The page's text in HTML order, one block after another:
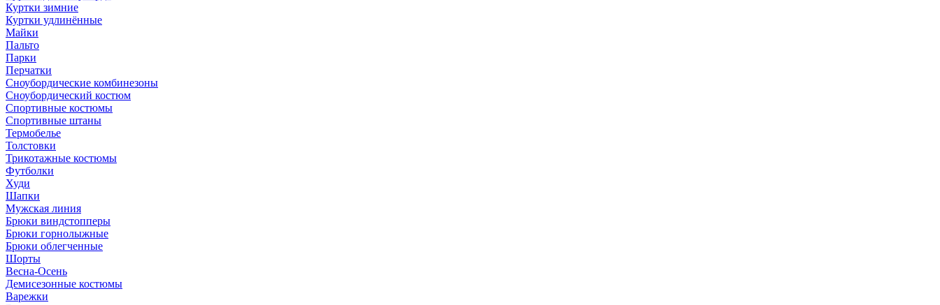
Куртки зимние
Куртки удлинённые
Майки
Пальто
Парки
Перчатки
Сноубордические комбинезоны
Сноубордический костюм
Спортивные костюмы
Спортивные штаны
Термобелье
Толстовки
Трикотажные костюмы
Футболки
Худи
Шапки
Мужская линия
Брюки виндстопперы
Брюки горнолыжные
Брюки облегченные
Шорты
Весна-Осень
Демисезонные костюмы
Варежки